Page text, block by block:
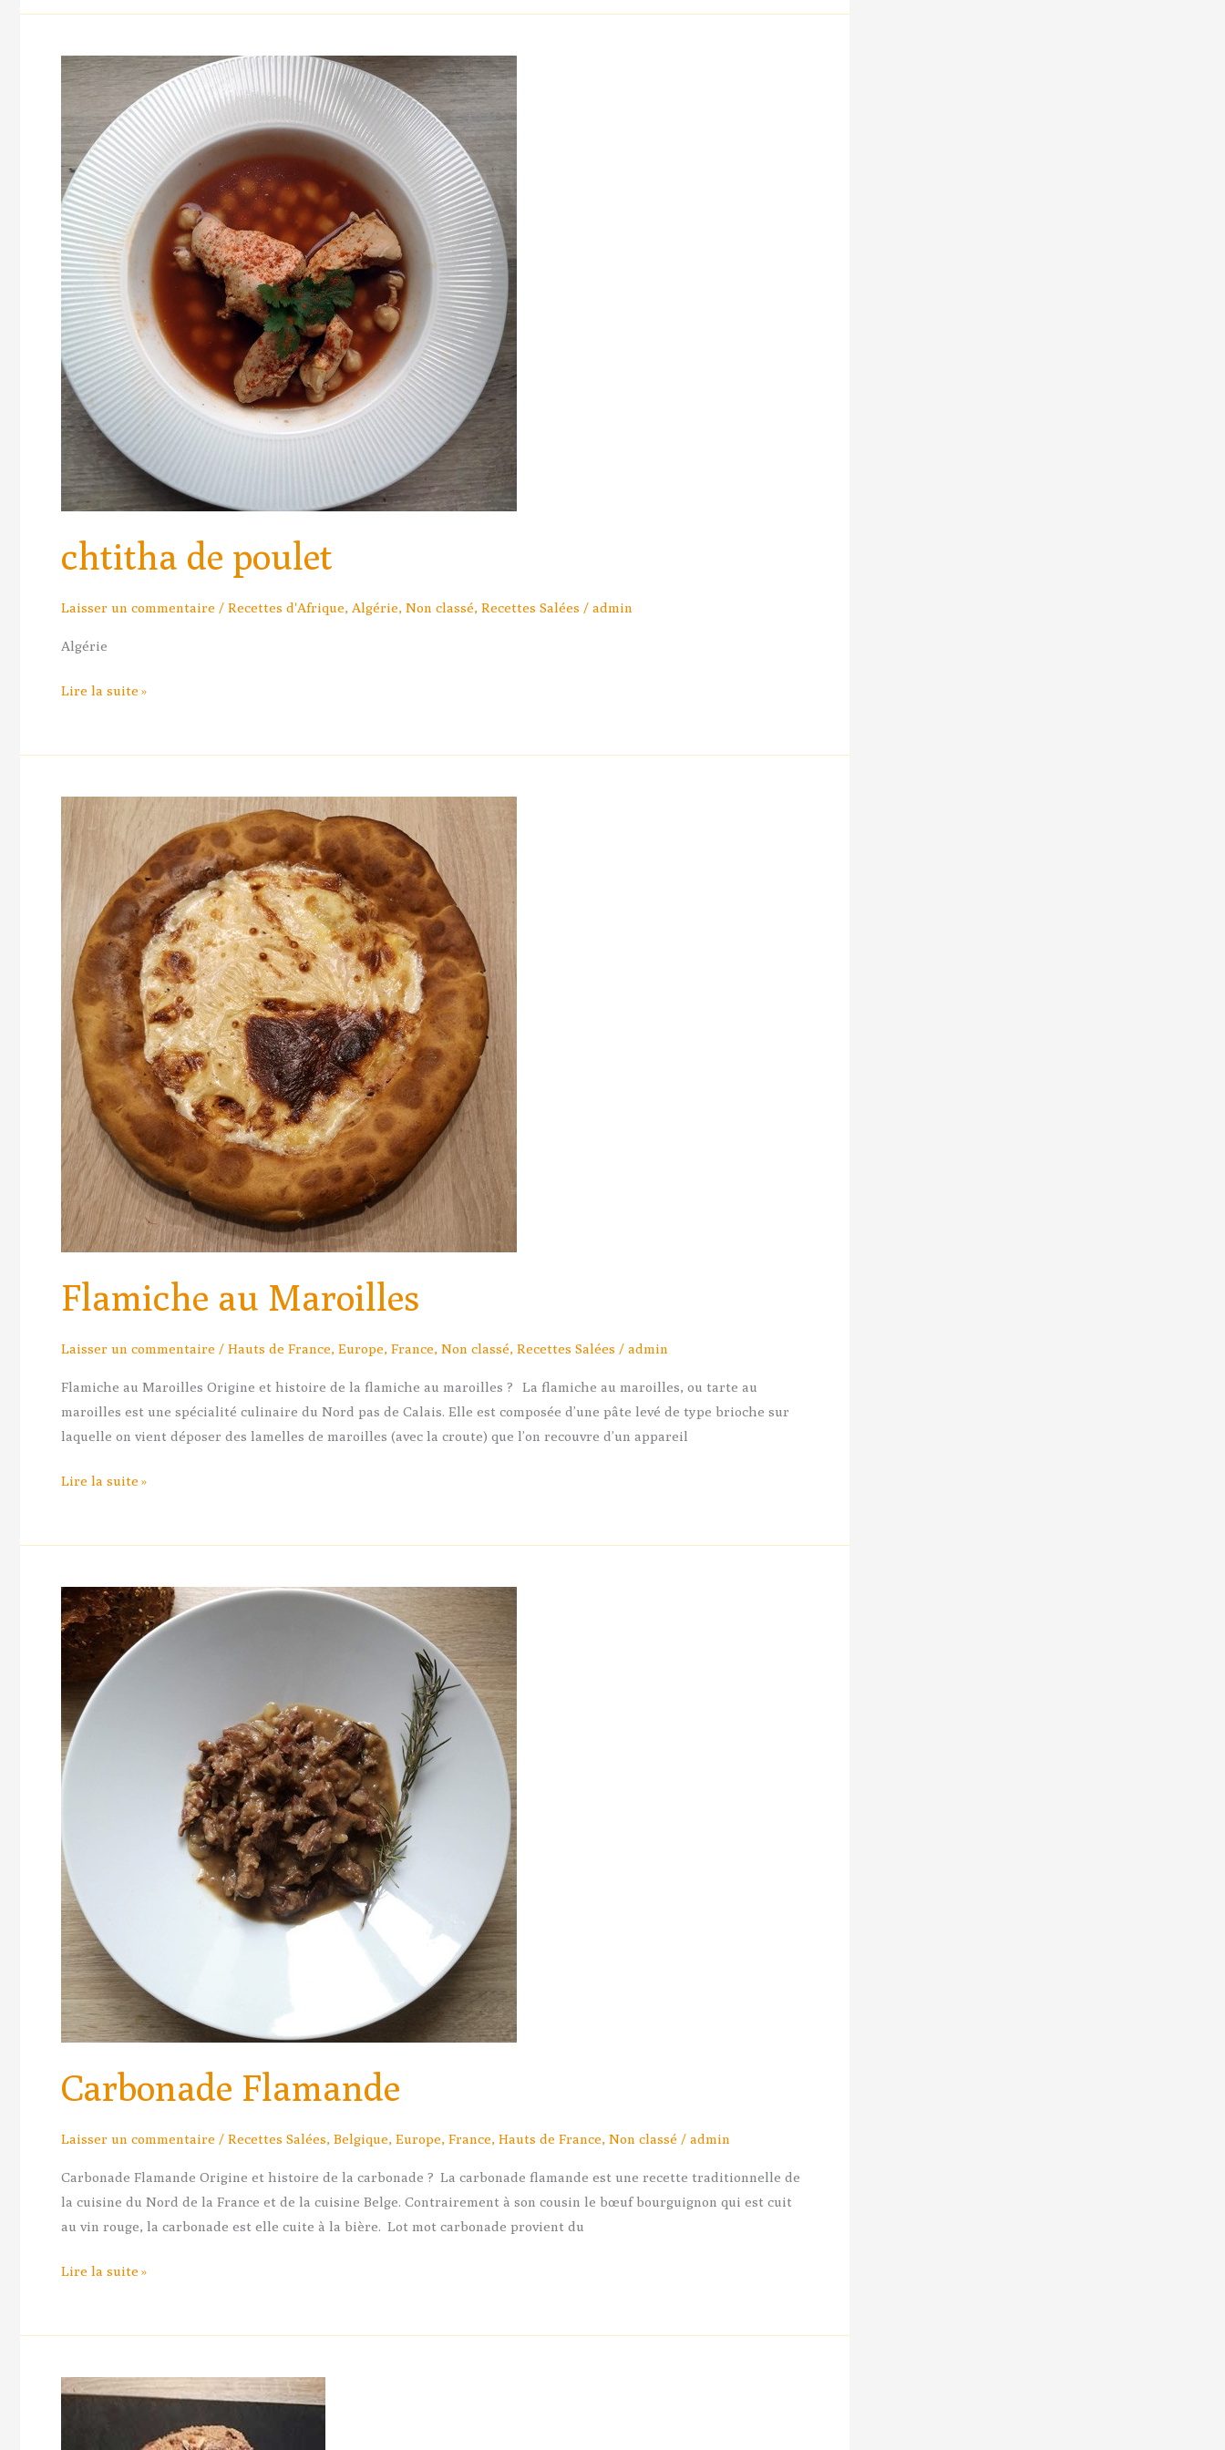
chtitha de poulet
Laisser un commentaire / Recettes d'Afrique, Algérie, Non classé, Recettes Salées / admin
Algérie
chtitha
poulet
Lire la suite »
Flamiche au Maroilles
Laisser un commentaire / Hauts de France, Europe, France, Non classé, Recettes Salées / admin
Flamiche au Maroilles Origine et histoire de la flamiche au maroilles ? La flamiche au maroilles, ou tarte au
maroilles est une spécialité culinaire du Nord pas de Calais. Elle est composée d’une pâte levé de type brioche sur
laquelle on vient déposer des lamelles de maroilles (avec la croute) que l’on recouvre d’un appareil
Flamiche
au
Lire la suite »
Carbonade Flamande
Laisser un commentaire / Recettes Salées, Belgique, Europe, France, Hauts de France, Non classé / admin
Carbonade Flamande Origine et histoire de la carbonade ? La carbonade flamande est une recette traditionnelle de
la cuisine du Nord de la France et de la cuisine Belge. Contrairement à son cousin le bœuf bourguignon qui est cuit
au vin rouge, la carbonade est elle cuite à la bière. Lot mot carbonade provient du
Carbonade
Flamande
Lire la suite »
La